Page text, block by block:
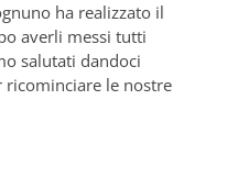
ha realizzato il
averli messi tutti
salutati dandoci
ricominciare le nostre